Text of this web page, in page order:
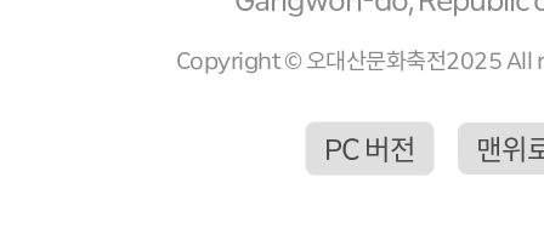
Copyright © 오대산문화축전2025
PC 버전 맨위